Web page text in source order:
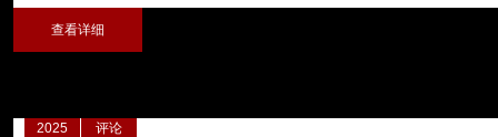
查看详细
2025
评论